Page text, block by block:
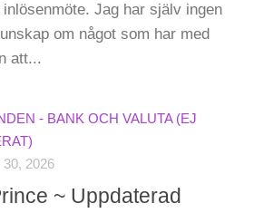
inlösenmöte. Jag har själv ingen
om något som har med
att...
- BANK OCH VALUTA (EJ
2026
~ Uppdaterad